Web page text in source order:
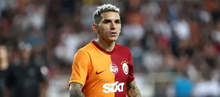
Bolu
Burdur
Bursa
Çanakkale